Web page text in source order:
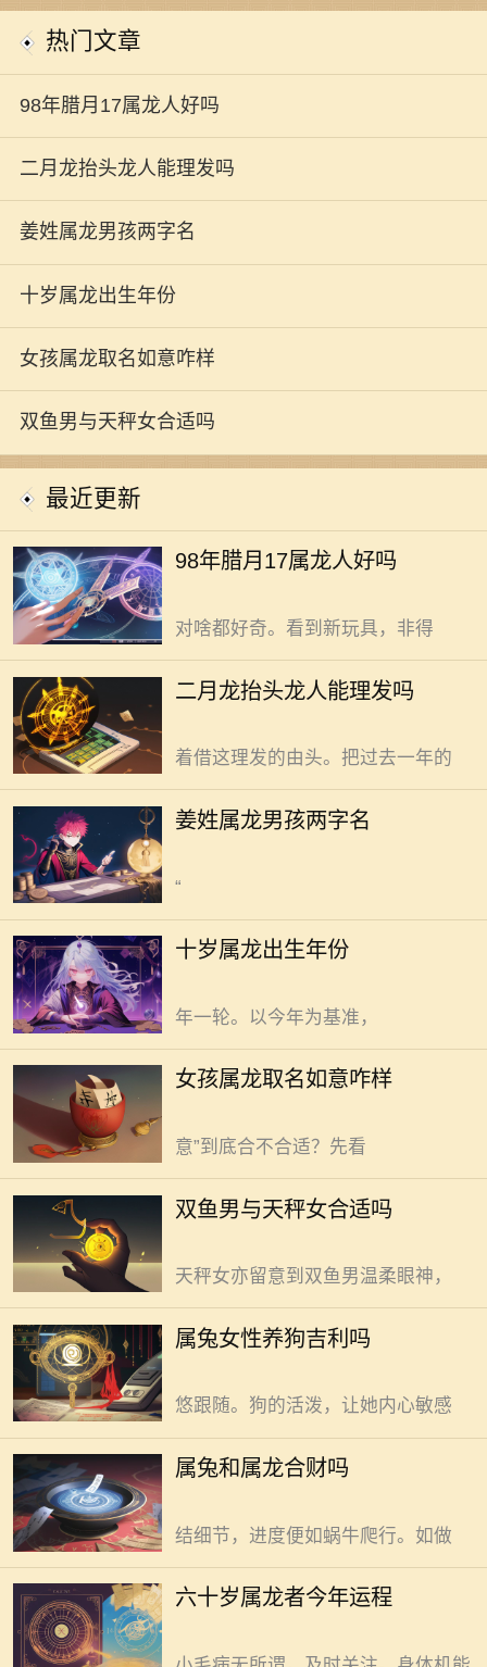
热门文章
98年腊月17属龙人好吗
二月龙抬头龙人能理发吗
姜姓属龙男孩两字名
十岁属龙出生年份
女孩属龙取名如意咋样
双鱼男与天秤女合适吗
最近更新
98年腊月17属龙人好吗
98年腊月十七生属龙人，命运自
娇，他们已能自己摸索着走路，跌倒
了，拍拍土，接着走。这股不服输的
对啥都好奇。看到新玩具，非得
二月龙抬头龙人能理发吗
二月二龙抬头这天，龙人能理
发，这是传统习俗里的好彩头。
春回大地，万物复苏的时节里。街头
巷尾的理发店热闹非凡。为啥如此？
就为讨个好彩头。老话说“二月二剃
着借这理发的由头。把过去一年的
姜姓属龙男孩两字名
为姜姓属龙男孩取两字名，需兼
顾姓氏与生肖的独特融合。 龙，
贵与力量。姜姓，自带古朴厚重底
蕴。二者结合，名字需兼具灵动与大
气特质。取名，需让二者相融，碰撞
“
十岁属龙出生年份
十岁属龙，出生年份为2000年或
2014年。龙在十二生肖里，向来是祥
那十岁属龙的孩子，究竟出生在哪一
年呢？也许不同年份有着不同的成长
年一轮。以今年为基准，
女孩属龙取名如意咋样
女孩属龙取名“如意”是可行的，但
需结合具体情况考量。“如意”二字，
一听，满是顺遂心意之感。 龙，
是尊贵、吉祥的象征。腾云驾雾，翱
翔九天。给属龙女孩取名，不少人想
意”到底合不合适？先看
双鱼男与天秤女合适吗
双鱼男与天秤女合适与否，缘分
与磨合交织出答案。 电梯门开合
男敏感，似被这气流轻易搅乱内心平
静。天秤女优雅，于人群中自如穿
梭，如鱼得水。初次相遇，双鱼男目
天秤女亦留意到双鱼男温柔眼神，
属兔女性养狗吉利吗
养狗于属兔女性而言，吉凶难以
简单判定。 属兔女性，情感丰富
情。二者相遇，生活画卷就此展开别
样色彩。阳光洒下，清晨的小院里。
属兔女性带着狗漫步。欢快奔跑的
悠跟随。狗的活泼，让她内心敏感
属兔和属龙合财吗
属兔和属龙合财与否没有绝对答
案，日常磨合是关键。 属兔者心
细节之处的微妙变化。像整理文件，
旁人难以察觉的错别字，他们能迅速
揪出。这特质，让合作项目少些瑕
结细节，进度便如蜗牛爬行。如做
六十岁属龙者今年运程
六十岁属龙者今年运势有起有
伏，总体平稳中暗藏机遇。 新岁
痛，许是年轻时劳累所致。别偷懒，
晨起做伸展活动筋骨，让气血顺畅。
夜里莫贪凉，盖好薄被防寒气入体。
属兔人命运佳的出生月份有多个
月份可供参考。命运好坏常与出生月